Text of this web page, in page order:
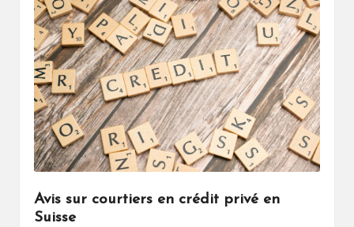
Avis sur courtiers en crédit privé en
Suisse